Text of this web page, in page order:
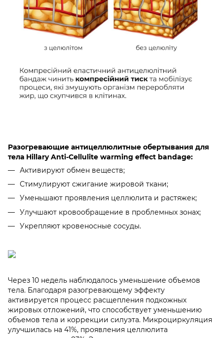
Разогревающие антицеллюлитные обертывания для
тела Hillary Anti-Cellulite warming effect bandage:
Активируют обмен веществ;
Стимулируют сжигание жировой ткани;
Уменьшают проявления целлюлита и растяжек;
Улучшают кровообращение в проблемных зонах;
Укрепляют кровеносные сосуды.
Через 10 недель наблюдалось уменьшение объемов
тела. Благодаря разогревающему эффекту
активируется процесс расщепления подкожных
жировых отложений, что способствует уменьшению
объемов тела и коррекции силуэта. Микроциркуляция
улучшилась на 41%, проявления целлюлита